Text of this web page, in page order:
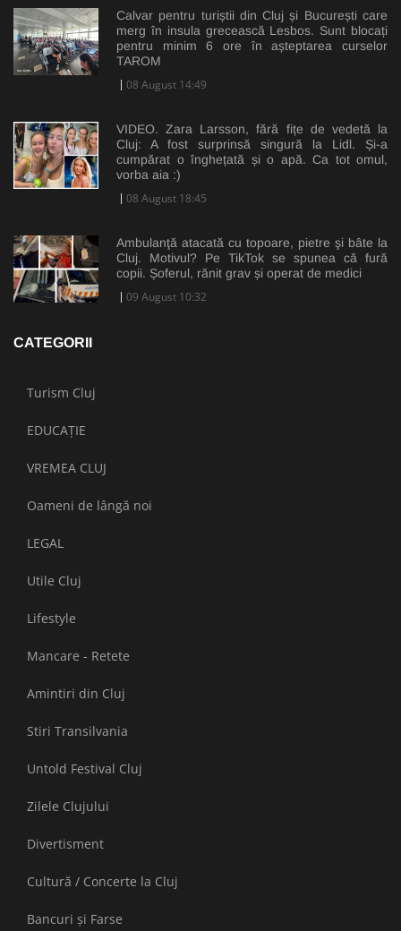
Calvar pentru turiștii din Cluj și București care
merg în insula grecească Lesbos. Sunt blocați
pentru minim 6 ore în așteptarea curselor
TAROM
08 August 14:49
VIDEO. Zara Larsson, fără fițe de vedetă la
Cluj: A fost surprinsă singură la Lidl. Și-a
cumpărat o înghețată și o apă. Ca tot omul,
vorba aia :)
08 August 18:45
Ambulanţă atacată cu topoare, pietre şi bâte la
Cluj. Motivul? Pe TikTok se spunea că fură
copii. Șoferul, rănit grav și operat de medici
09 August 10:32
CATEGORII
Turism Cluj
EDUCAȚIE
VREMEA CLUJ
Oameni de lângă noi
LEGAL
Utile Cluj
Lifestyle
Mancare - Retete
Amintiri din Cluj
Stiri Transilvania
Untold Festival Cluj
Zilele Clujului
Divertisment
Cultură / Concerte la Cluj
Bancuri și Farse